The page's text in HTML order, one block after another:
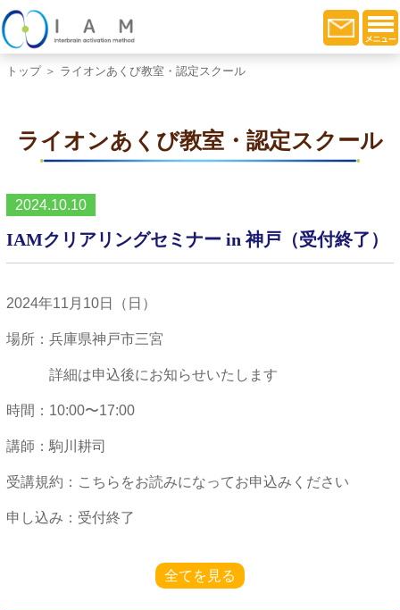
トップ＞ ライオンあくび教室・認定スクール
ライオンあくび教室・認定スクール
2024.10.10
IAMクリアリングセミナー in 神戸（受付終了）
2024年11月10日（日）
場所：兵庫県神戸市三宮
詳細は申込後にお知らせいたします
時間：10:00〜17:00
講師：駒川耕司
受講規約：こちらをお読みになってお申込みください
申し込み：受付終了
全てを見る